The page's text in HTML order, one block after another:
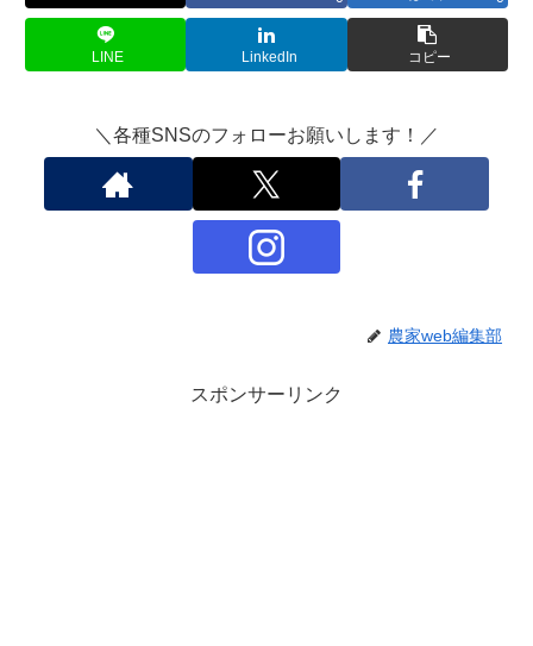
LINE LinkedIn コピー
＼各種SNSのフォローお願いします！／
農家web編集部
スポンサーリンク